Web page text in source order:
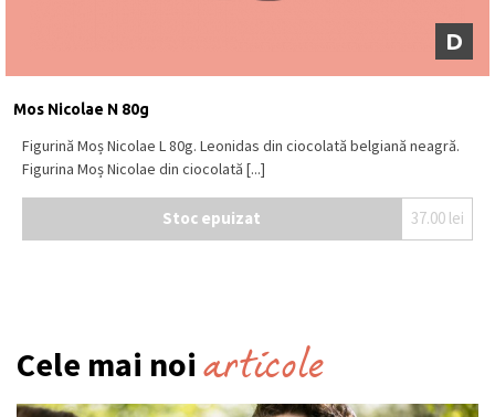
D
Mos Nicolae N 80g
Figurină Moș Nicolae L 80g. Leonidas din ciocolată belgiană neagră.
Figurina Moș Nicolae din ciocolată [...]
Stoc epuizat 37.00 lei
Cele mai noi articole